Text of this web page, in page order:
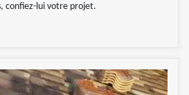
confiez-lui votre projet.